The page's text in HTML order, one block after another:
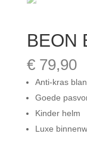
BEON
€79,90
Anti-kras
Goede
Kinder helm
Luxe